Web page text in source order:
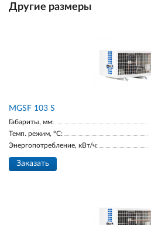
Другие размеры
MGSF 103 S
Габариты, мм:
Темп. режим, °С:
Энергопотребление, кВт/ч:
Заказать